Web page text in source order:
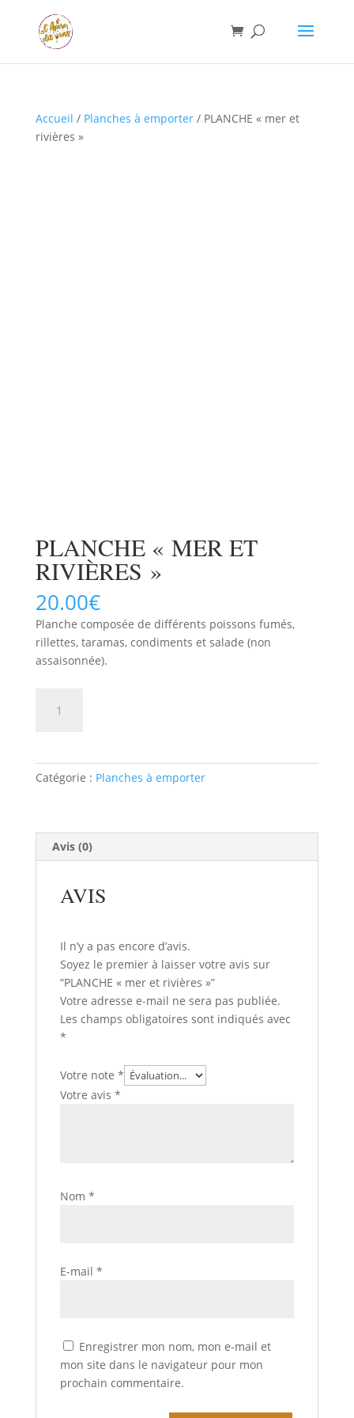
Accueil / Planches à emporter/ PLANCHE « mer et
rivières »
PLANCHE « MER ET
RIVIÈRES »
20.00€
Planche composée de différents poissons fumés,
rillettes, taramas, condiments et salade (non
assaisonnée).
rivières"
Catégorie : Planches à emporter
Avis (0)
AVIS
Il n’y a pas encore d’avis.
Soyez le premier à laisser votre avis sur
“PLANCHE « mer et rivières »”
Votre adresse e-mail ne sera pas publiée.
Les champs obligatoires sont indiqués avec
*
Votre note *
Votre avis *
Nom *
E-mail *
Enregistrer mon nom, mon e-mail et
mon site dans le navigateur pour mon
prochain commentaire.